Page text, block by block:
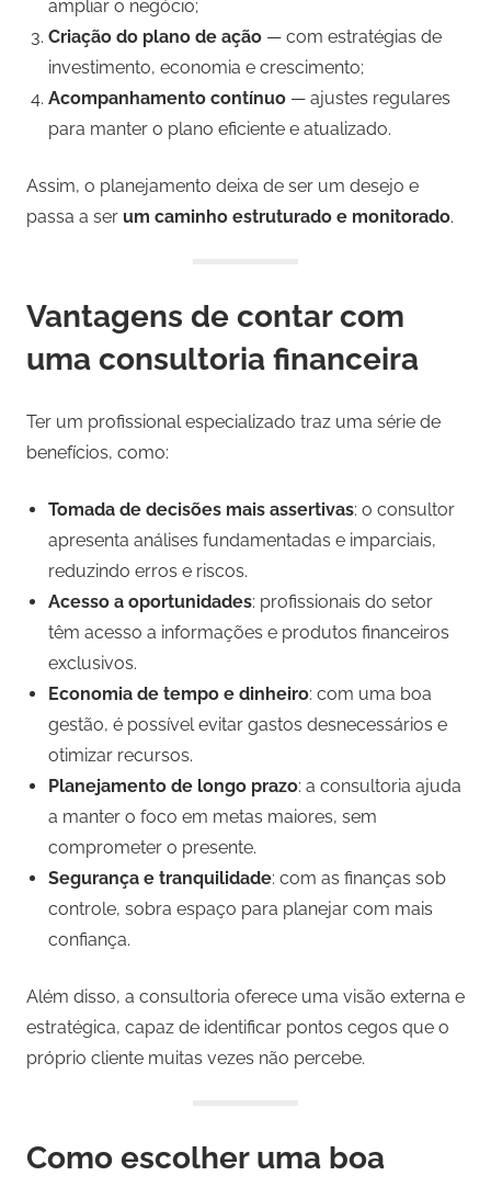
ampliar o negócio;
Criação do plano de ação — com estratégias de
investimento, economia e crescimento;
Acompanhamento contínuo — ajustes regulares
para manter o plano eficiente e atualizado.
Assim, o planejamento deixa de ser um desejo e
passa a ser um caminho estruturado e monitorado.
Vantagens de contar com
uma consultoria financeira
Ter um profissional especializado traz uma série de
benefícios, como:
Tomada de decisões mais assertivas: o consultor
apresenta análises fundamentadas e imparciais,
reduzindo erros e riscos.
Acesso a oportunidades: profissionais do setor
têm acesso a informações e produtos financeiros
exclusivos.
Economia de tempo e dinheiro: com uma boa
gestão, é possível evitar gastos desnecessários e
otimizar recursos.
Planejamento de longo prazo: a consultoria ajuda
a manter o foco em metas maiores, sem
comprometer o presente.
Segurança e tranquilidade: com as finanças sob
controle, sobra espaço para planejar com mais
confiança.
Além disso, a consultoria oferece uma visão externa e
estratégica, capaz de identificar pontos cegos que o
próprio cliente muitas vezes não percebe.
Como escolher uma boa